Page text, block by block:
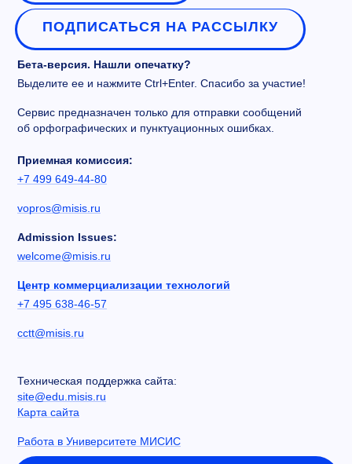
ПОДПИСАТЬСЯ НА РАССЫЛКУ
Бета-версия. Нашли опечатку?
Выделите ее и нажмите Ctrl+Enter. Спасибо за участие!
Сервис предназначен только для отправки сообщений
об орфографических и пунктуационных ошибках.
Приемная комиссия:
+7 499 649-44-80
vopros@misis.ru
Admission Issues:
welcome@misis.ru
Центр коммерциализации технологий
+7 495 638-46-57
cctt@misis.ru
Техническая поддержка сайта:
site@edu.misis.ru
Карта сайта
Работа в Университете МИСИС